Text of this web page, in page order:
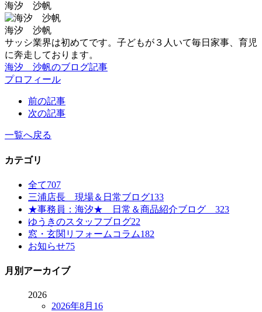
海汐 沙帆
海汐 沙帆
サッシ業界は初めてです。子どもが３人いて毎日家事、育児
に奔走しております。
海汐 沙帆のブログ記事
プロフィール
前の記事
次の記事
一覧へ戻る
カテゴリ
全て707
三浦店長 現場＆日常ブログ133
★事務員：海汐★ 日常＆商品紹介ブログ 323
ゆうきのスタッフブログ22
窓・玄関リフォームコラム182
お知らせ75
月別アーカイブ
2026
2026年8月 16